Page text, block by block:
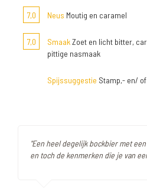
7,0 Neus Moutig en caramel
7,0 SmaakZoet en licht bitter,
pittige nasmaak
Spijssuggestie Stamp,- en/
"Een heel degelijk bockbier met
en toch de kenmerken die je van